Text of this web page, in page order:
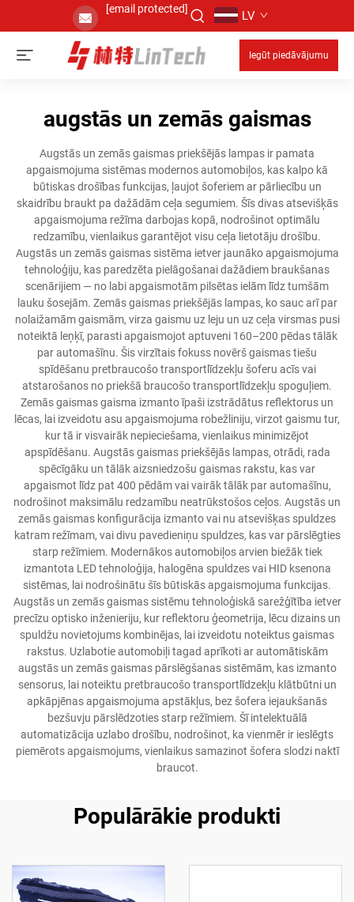
[email protected] LV
Iegūt piedāvājumu
augstās un zemās gaismas
Augstās un zemās gaismas priekšējās lampas ir pamata
apgaismojuma sistēmas modernos automobiļos, kas kalpo kā
būtiskas drošības funkcijas, ļaujot šoferiem ar pārliecību un
skaidrību braukt pa dažādām ceļa segumiem. Šīs divas atsevišķās
apgaismojuma režīma darbojas kopā, nodrošinot optimālu
redzamību, vienlaikus garantējot visu ceļa lietotāju drošību.
Augstās un zemās gaismas sistēma ietver jaunāko apgaismojuma
tehnoloģiju, kas paredzēta pielāgošanai dažādiem braukšanas
scenārijiem — no labi apgaismotām pilsētas ielām līdz tumšām
lauku šosejām. Zemās gaismas priekšējās lampas, ko sauc arī par
nolaižamām gaismām, virza gaismu uz leju un uz ceļa virsmas pusi
noteiktā leņķī, parasti apgaismojot aptuveni 160–200 pēdas tālāk
par automašīnu. Šis virzītais fokuss novērš gaismas tiešu
spīdēšanu pretbraucošo transportlīdzekļu šoferu acīs vai
atstarošanos no priekšā braucošo transportlīdzekļu spoguļiem.
Zemās gaismas gaisma izmanto īpaši izstrādātus reflektorus un
lēcas, lai izveidotu asu apgaismojuma robežliniju, virzot gaismu tur,
kur tā ir visvairāk nepieciešama, vienlaikus minimizējot
apspīdēšanu. Augstās gaismas priekšējās lampas, otrādi, rada
spēcīgāku un tālāk aizsniedzošu gaismas rakstu, kas var
apgaismot līdz pat 400 pēdām vai vairāk tālāk par automašīnu,
nodrošinot maksimālu redzamību neatrūkstošos ceļos. Augstās un
zemās gaismas konfigurācija izmanto vai nu atsevišķas spuldzes
katram režīmam, vai divu pavedieniņu spuldzes, kas var pārslēgties
starp režīmiem. Modernākos automobiļos arvien biežāk tiek
izmantota LED tehnoloģija, halogēna spuldzes vai HID ksenona
sistēmas, lai nodrošinātu šīs būtiskās apgaismojuma funkcijas.
Augstās un zemās gaismas sistēmu tehnoloģiskā sarežģītība ietver
precīzu optisko inženieriju, kur reflektoru ģeometrija, lēcu dizains un
spuldžu novietojums kombinējas, lai izveidotu noteiktus gaismas
rakstus. Uzlabotie automobiļi tagad aprīkoti ar automātiskām
augstās un zemās gaismas pārslēgšanas sistēmām, kas izmanto
sensorus, lai noteiktu pretbraucošo transportlīdzekļu klātbūtni un
apkāpjēnas apgaismojuma apstākļus, bez šofera iejaukšanās
bezšuvju pārslēdzoties starp režīmiem. Šī intelektuālā
automatizācija uzlabo drošību, nodrošinot, ka vienmēr ir ieslēgts
piemērots apgaismojums, vienlaikus samazinot šofera slodzi naktī
braucot.
Populārākie produkti